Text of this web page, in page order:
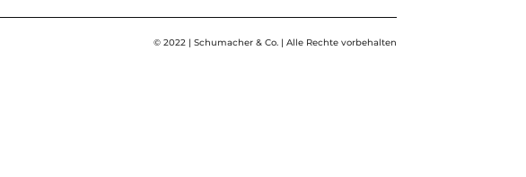
© 2022 | Schumacher & Co. | Alle Rechte vorbehalten